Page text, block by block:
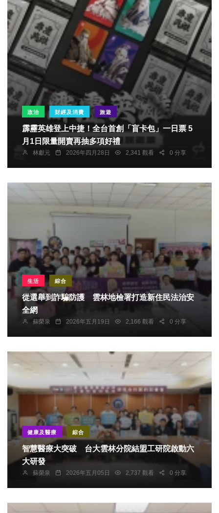
政治 財經及消費 旅遊
霹靂英雄登上中捷！全台首創「盲卡包」一日票 5
月1日限量開賣再抽多項好禮
林獻元 2026年四月28日 2,341 觀看 0 分享
生活 綜合
從選舉到詐騙防護 雲林地檢署打造新住民法治安
全網
蘇榮泉 2026年五月19日 2,166 觀看 0 分享
健康及醫療 綜合
智慧醫療大突破 台大雲林分院結盟工研院啟動六
大研發
蘇榮泉 2026年五月05日 2,737 觀看 0 分享